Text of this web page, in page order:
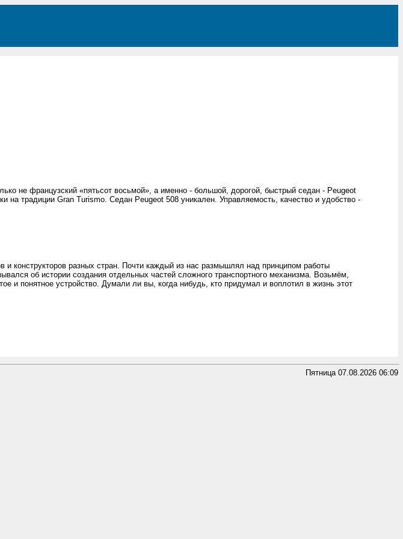
не французский «пятьсот восьмой», а именно - большой, дорогой, быстрый седан - Peugeot
на традиции Gran Turismo. Седан Peugeot 508 уникален. Управляемость, качество и удобство -
и конструкторов разных стран. Почти каждый из нас размышлял над принципом работы
об истории создания отдельных частей сложного транспортного механизма. Возьмём,
и понятное устройство. Думали ли вы, когда нибудь, кто придумал и воплотил в жизнь этот
Пятница 07.08.2026 06:09